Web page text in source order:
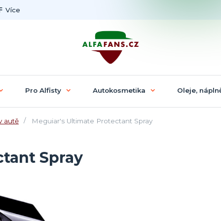
Více
Pro Alfisty Autokosmetika Oleje,
autě Meguiar's Ultimate Protectant Spray
Spray